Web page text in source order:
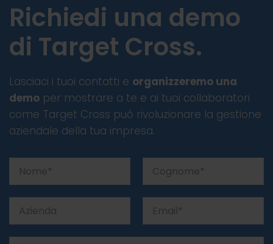
Richiedi una demo
di Target Cross.
Lasciaci i tuoi contatti e organizzeremo una
demo per mostrare a te e ai tuoi collaboratori
come Target Cross può rivoluzionare la gestione
aziendale della tua impresa.